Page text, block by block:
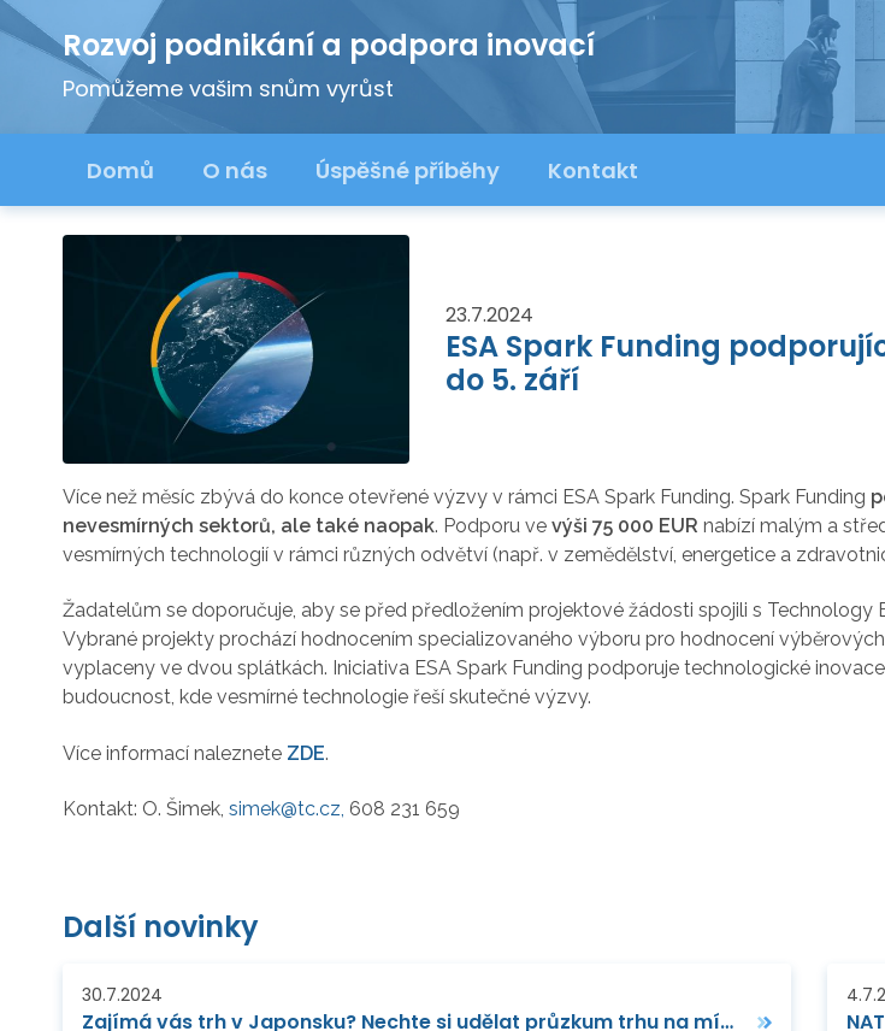
Rozvoj podnikání a podpora inovací
Pomůžeme vašim snům vyrůst
Domů O nás Úspěšné příběhy Kontakt
23.7.2024
ESA Spark Funding
do 5. září
Více než měsíc zbývá do konce otevřené výzvy v rámci ESA Spark Funding. Spark Funding
nevesmírných sektorů, ale také naopak. Podporu ve výši 75 000 EUR nabízí malým a
vesmírných technologií v rámci různých odvětví (např. v zemědělství, energetice a
Žadatelům se doporučuje, aby se před předložením projektové žádosti spojili s Technology
Vybrané projekty prochází hodnocením specializovaného výboru pro hodnocení
vyplaceny ve dvou splátkách. Iniciativa ESA Spark Funding podporuje technologické
budoucnost, kde vesmírné technologie řeší skutečné výzvy.
Více informací naleznete ZDE.
Kontakt: O. Šimek, simek@tc.cz, 608 231 659
Další novinky
30.7.2024
Zajímá vás trh v Japonsku? Nechte si udělat průzkum trhu na míru. Bezplatně.